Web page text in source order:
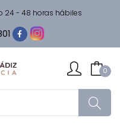
24 - 48 horas hábiles
0